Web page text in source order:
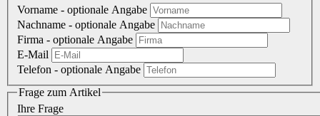
Vorname - optionale Angabe
Nachname - optionale Angabe
Firma - optionale Angabe
E-Mail
Telefon - optionale Angabe
Frage zum Artikel
Ihre Frage